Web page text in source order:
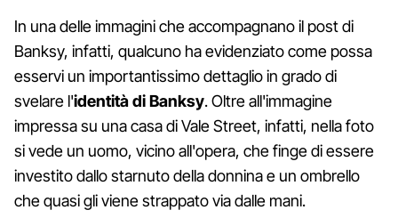
In una delle immagini che accompagnano il post di
Banksy, infatti, qualcuno ha evidenziato come possa
esservi un importantissimo dettaglio in grado di
svelare l'identità di Banksy. Oltre all'immagine
impressa su una casa di Vale Street, infatti, nella foto
si vede un uomo, vicino all'opera, che finge di essere
investito dallo starnuto della donnina e un ombrello
che quasi gli viene strappato via dalle mani.